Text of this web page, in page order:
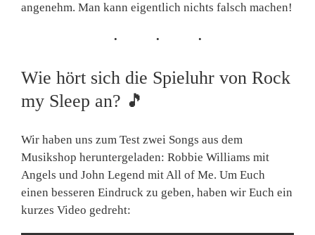
angenehm. Man kann eigentlich nichts falsch machen!
Wie hört sich die Spieluhr von Rock
my Sleep an? 🎵
Wir haben uns zum Test zwei Songs aus dem
Musikshop heruntergeladen: Robbie Williams mit
Angels und John Legend mit All of Me. Um Euch
einen besseren Eindruck zu geben, haben wir Euch ein
kurzes Video gedreht: